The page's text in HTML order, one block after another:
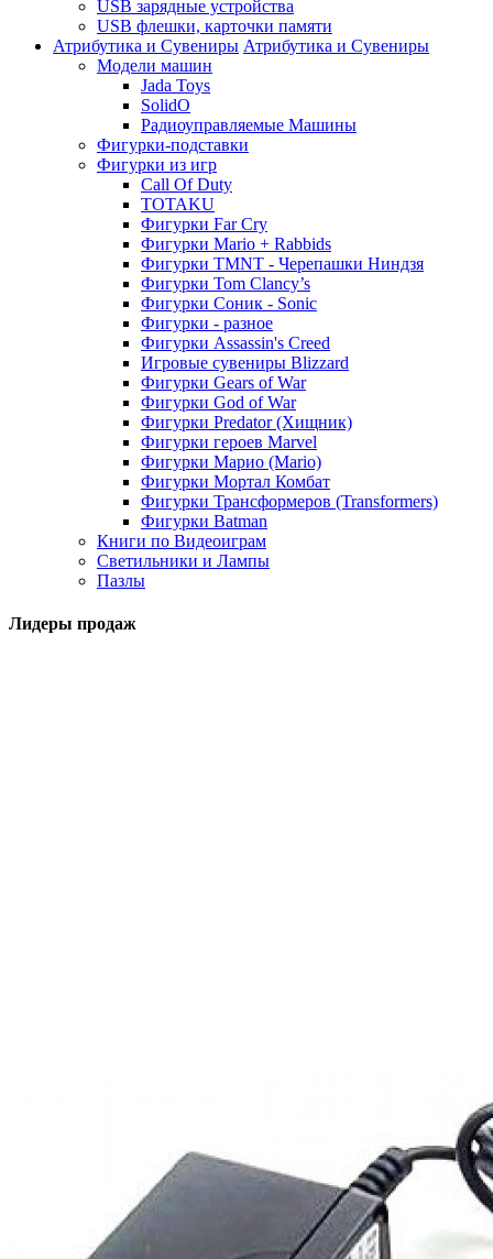
USB зарядные устройства
USB флешки, карточки памяти
Атрибутика и Сувениры Атрибутика и Сувениры
Модели машин
Jada Toys
SolidO
Радиоуправляемые Машины
Фигурки-подставки
Фигурки из игр
Call Of Duty
TOTAKU
Фигурки Far Cry
Фигурки Mario + Rabbids
Фигурки TMNT - Черепашки Ниндзя
Фигурки Tom Clancy’s
Фигурки Соник - Sonic
Фигурки - разное
Фигурки Assassin's Creed
Игровые сувениры Blizzard
Фигурки Gears of War
Фигурки God of War
Фигурки Predator (Хищник)
Фигурки героев Marvel
Фигурки Марио (Mario)
Фигурки Мортал Комбат
Фигурки Трансформеров (Transformers)
Фигурки Batman
Книги по Видеоиграм
Светильники и Лампы
Пазлы
Лидеры продаж